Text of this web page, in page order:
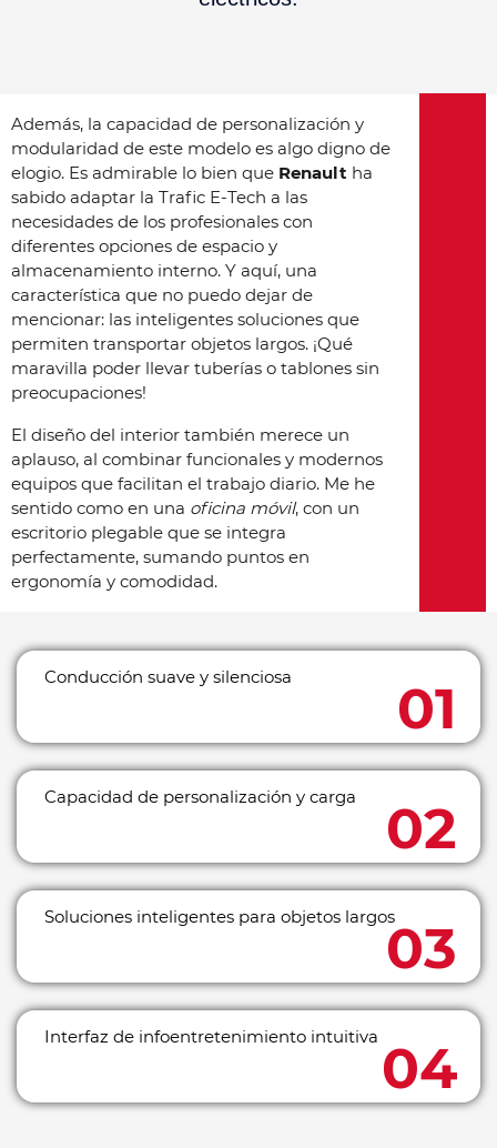
Además, la capacidad de personalización y
modularidad de este modelo es algo digno de
elogio. Es admirable lo bien que Renault ha
sabido adaptar la Trafic E-Tech a las
necesidades de los profesionales con
diferentes opciones de espacio y
almacenamiento interno. Y aquí, una
característica que no puedo dejar de
mencionar: las inteligentes soluciones que
permiten transportar objetos largos. ¡Qué
maravilla poder llevar tuberías o tablones sin
preocupaciones!
El diseño del interior también merece un
aplauso, al combinar funcionales y modernos
equipos que facilitan el trabajo diario. Me he
sentido como en una oficina móvil, con un
escritorio plegable que se integra
perfectamente, sumando puntos en
ergonomía y comodidad.
Conducción suave y silenciosa
Capacidad de personalización y carga
Soluciones inteligentes para objetos largos
Interfaz de infoentretenimiento intuitiva